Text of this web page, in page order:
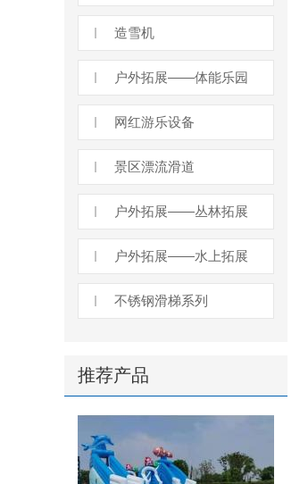
造雪机
户外拓展——体能乐园
网红游乐设备
景区漂流滑道
户外拓展——丛林拓展
户外拓展——水上拓展
不锈钢滑梯系列
推荐产品